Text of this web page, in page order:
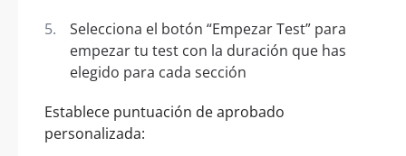
Selecciona el botón “Empezar Test” para
empezar tu test con la duración que has
elegido para cada sección
Establece puntuación de aprobado
personalizada: